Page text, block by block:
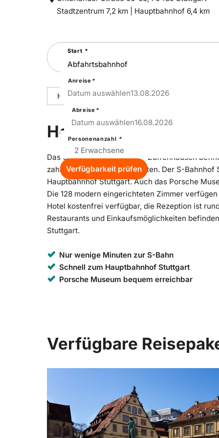
Entfernung
Stadtzentrum 7,2 km | Entfernung
Hauptbahnhof 6,4 km
Sie
nach
einer
Städtereise
Start *
Anreise *
13
Thu
Datum auswählen13.08.2026
Abreise *
16
Sun
Datum auswählen16.08.2026
Personenanzahl *
Verfügbarkeit prüfen
Hoteldetails Reisepakete
Hoteldetails
Das Garner Hotel Stuttgart - Zuffenhausen
zahlreiche Sehenswürdigkeiten. Der S-
Hauptbahnhof Stuttgart. Auch das Porsche
Die 128 modern eingerichteten Zimmer
Hotel kostenfrei verfügbar, die Rezeption ist
Restaurants und Einkaufsmöglichkeiten
Stuttgart.
Nur wenige Minuten zur S-Bahn
Schnell zum Hauptbahnhof Stuttgart
Porsche Museum bequem erreichbar
Verfügbare